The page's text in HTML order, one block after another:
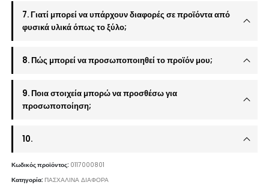
7. Γιατί μπορεί να υπάρχουν διαφορές σε προϊόντα από
φυσικά υλικά όπως το ξύλο;
8. Πώς μπορεί να προσωποποιηθεί το προϊόν μου;
9. Ποια στοιχεία μπορώ να προσθέσω για
προσωποποίηση;
10.
Κωδικός προϊόντος: 0117000801
Κατηγορία:ΠΑΣΧΑΛΙΝΑ ΔΙΑΦΟΡΑ